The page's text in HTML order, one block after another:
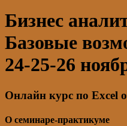
Бизнес
Базовые
24-25-26
Онлайн курс по Excel
О семинаре-практикуме